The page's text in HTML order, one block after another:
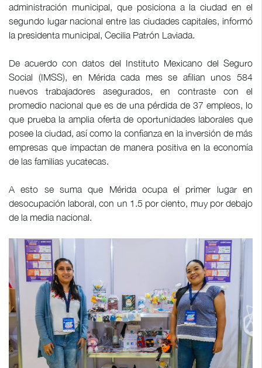
administración municipal, que posiciona a la ciudad en el
segundo lugar nacional entre las ciudades capitales, informó
la presidenta municipal, Cecilia Patrón Laviada.
De acuerdo con datos del Instituto Mexicano del Seguro
Social (IMSS), en Mérida cada mes se afilian unos 584
nuevos trabajadores asegurados, en contraste con el
promedio nacional que es de una pérdida de 37 empleos, lo
que prueba la amplia oferta de oportunidades laborales que
posee la ciudad, así como la confianza en la inversión de más
empresas que impactan de manera positiva en la economía
de las familias yucatecas.
A esto se suma que Mérida ocupa el primer lugar en
desocupación laboral, con un 1.5 por ciento, muy por debajo
de la media nacional.